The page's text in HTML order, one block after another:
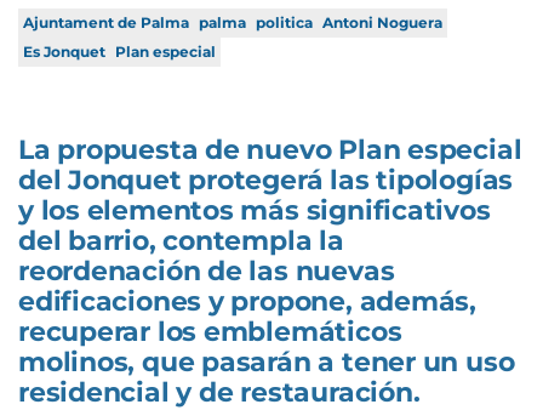
Ajuntament de Palma palma politica Antoni Noguera
Es Jonquet Plan especial
La propuesta de nuevo Plan especial
del Jonquet protegerá las tipologías
y los elementos más significativos
del barrio, contempla la
reordenación de las nuevas
edificaciones y propone, además,
recuperar los emblemáticos
molinos, que pasarán a tener un uso
residencial y de restauración.